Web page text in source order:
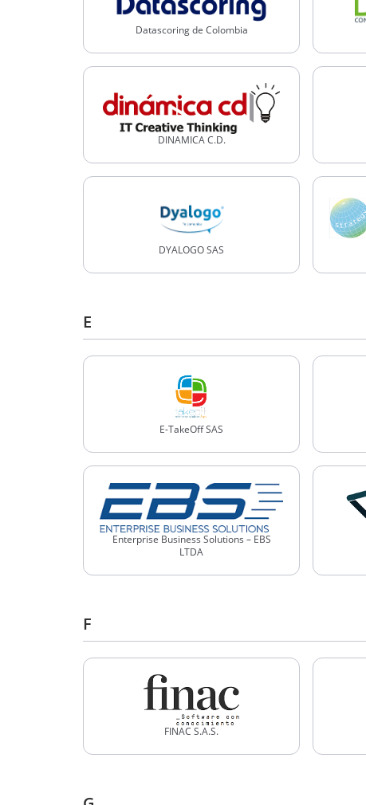
Datascoring de Colombia
DINAMICA C.D.
DYALOGO SAS
E
E-TakeOff SAS
Enterprise Business Solutions – EBS
LTDA
F
FINAC S.A.S.